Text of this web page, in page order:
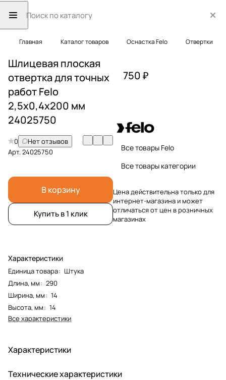
Главная Каталог товаров Оснастка Felo Отвертки
Шлицевая плоская
отвертка для точных
работ Felo
2,5х0,4х200 мм
24025750
0
Нет отзывов
Арт.24025750
В корзину
Купить в 1 клик
Характеристики
Единица товара: Штука
Длина, мм: 290
Ширина, мм: 14
Высота, мм: 14
Все характеристики
750 ₽
Все товары Felo
Все товары категории
Цена действительна только для
интернет-магазина и может
отличаться от цен в розничных
магазинах
Характеристики
Технические характеристики